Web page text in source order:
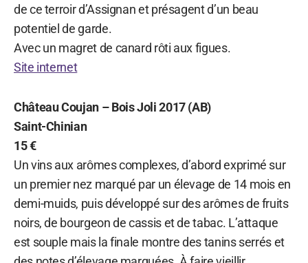
de ce terroir d’Assignan et présagent d’un beau
potentiel de garde.
Avec un magret de canard rôti aux figues.
Site internet
Château Coujan – Bois Joli 2017 (AB)
Saint-Chinian
15 €
Un vins aux arômes complexes, d’abord exprimé sur
un premier nez marqué par un élevage de 14 mois en
demi-muids, puis développé sur des arômes de fruits
noirs, de bourgeon de cassis et de tabac. L’attaque
est souple mais la finale montre des tanins serrés et